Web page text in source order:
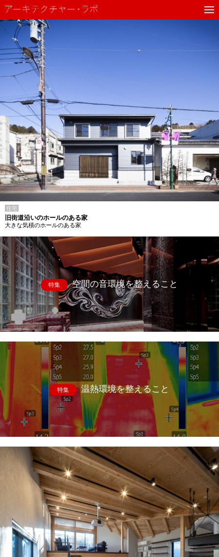
住宅
旧街道沿いのホールのある家
大きな気積のホールのある家
特集 空間の音環境を整えること
特集 温熱環境を整えること